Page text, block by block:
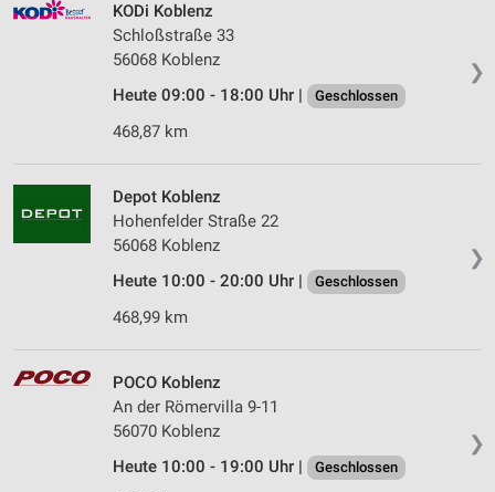
❯
KODi Koblenz
Schloßstraße 33
56068 Koblenz
Heute 09:00 - 18:00 Uhr |
Geschlossen
468,87 km
❯
Depot Koblenz
Hohenfelder Straße 22
56068 Koblenz
Heute 10:00 - 20:00 Uhr |
Geschlossen
468,99 km
❯
POCO Koblenz
An der Römervilla 9-11
56070 Koblenz
Heute 10:00 - 19:00 Uhr |
Geschlossen